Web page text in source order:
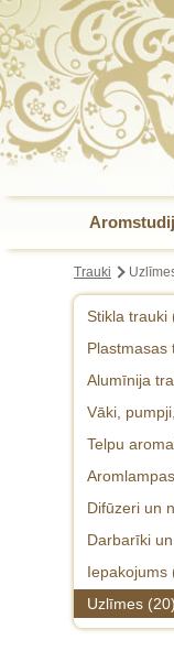
Trauki
Stikla trauki
Smaržu
(45)
Stikla
Plastmasas
PET &
Komplekti
PET &
Mazie
Alumīnija
Vāki,
Vāciņi
Vāciņi
Vāciņi
Vāciņi
traukiem
Telpu
Difūzeri un
Darbarīki
Iepakojums
Uzlīmes (20)